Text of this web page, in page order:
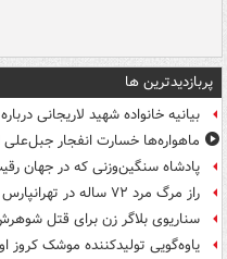
پربازدیدترین ها
بیانیه خانواده شهید لاریجانی
ماهواره‌ها خسارت انفجار جبل‌علی
پادشاه سنگین‌وزنی که در جهان
راز مرگ مرد ۷۲ ساله در تهرانپارس فاش شد
سناریوی بلاگر زن برای قتل
یاوه‌گویی تولیدکننده موشک کروز